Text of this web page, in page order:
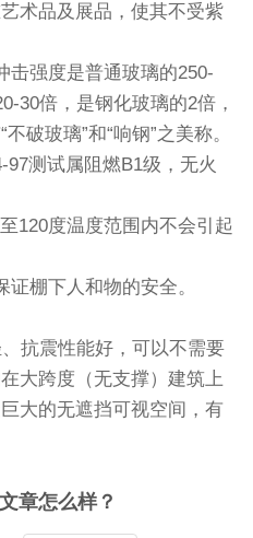
术品及展品，使其不受紫
击强度是普通玻璃的250-
30倍，是钢化玻璃的2倍，
破玻璃”和“响钢”之美称。
97测试属阻燃B1级，无火
120度温度范围内不会引起
棚下人和物的安全。
抗震性能好，可以不需要
大跨度（无支撑）建筑上
大的无遮挡可视空间，有
章怎么样？